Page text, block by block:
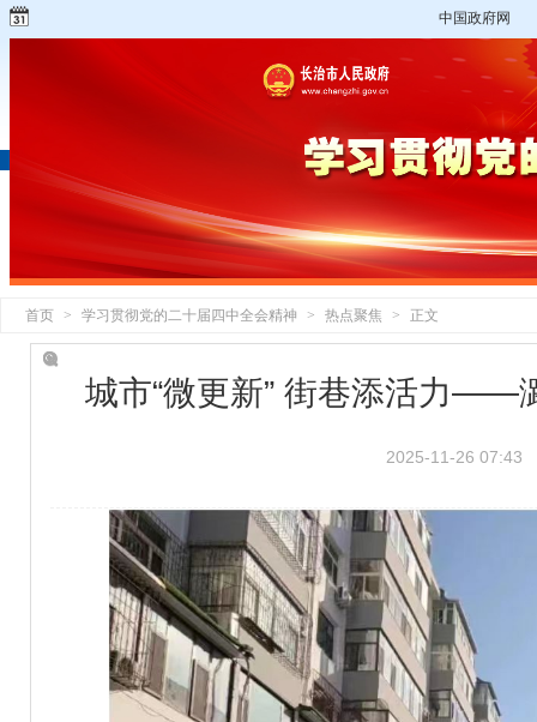
中国政府网
首页 > 学习贯彻党的二十届四中全会精神 > 热点聚焦 > 正文
城市“微更新” 街巷添活力——
2025-11-26 07:43